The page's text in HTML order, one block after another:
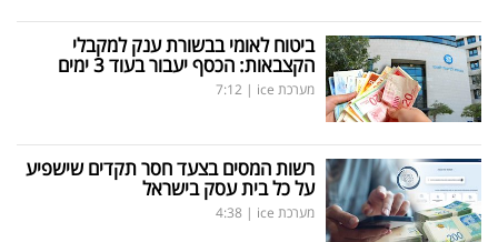
ביטוח לאומי בבשורת ענק למקבלי
הקצבאות: הכסף יעבור בעוד 3 ימים
מערכת ice |
7:12
רשות המסים בצעד חסר תקדים שישפיע
על כל בית עסק בישראל
מערכת ice |
4:38